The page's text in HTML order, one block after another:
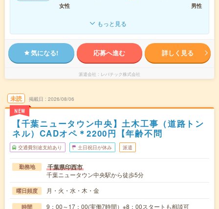
女性
男性
もっと見る
気になる! 応募へ進む 詳しく見る
派遣会社 レバテック株式会社
未読
NEW
掲載日 2026/08/06
【千葉ニュータウン中央】土木工事（道路トン
ネル）CADオペ＊2200円【年齢不問
交通費別途支給あり 土日祝日が休み 派遣
勤務地 千葉県印西市
千葉ニュータウン中央駅から徒歩5分
曜日頻度 月・火・水・木・金
時間 9：00～17：00(実働7時間）※8：00スタートも相談可